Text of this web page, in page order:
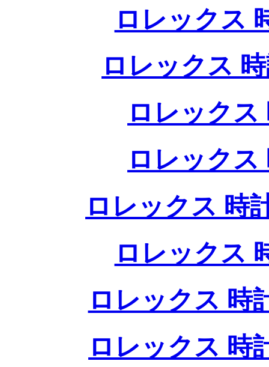
ロレックス
ロレックス
ロレックス
ロレックス
ロレックス 時
ロレックス
ロレックス 時
ロレックス 時